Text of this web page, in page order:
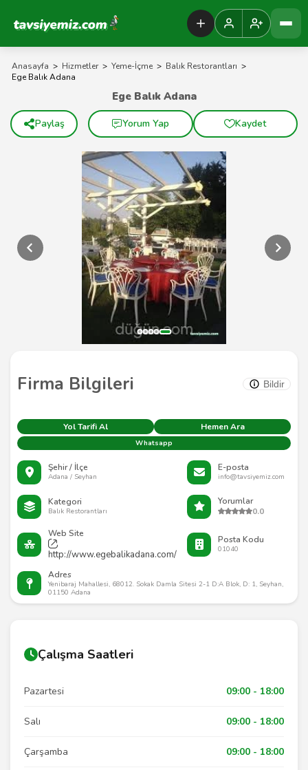
Tavsiyemiz Anasayfa
Anasayfa > Hizmetler > Yeme-İçme > Balık Restorantları >
Ege Balık Adana
Firma Bilgileri Bildir
Yol Tarifi Al Hemen Ara
Whatsapp
Şehir / İlçe
Adana / Seyhan
E-posta
info@tavsiyemiz.com
Kategori
Balık Restorantları
Yorumlar
0.0
Web Site
http://www.egebalikadana.com/
Posta Kodu
01040
Adres
Yenibaraj Mahallesi, 68012. Sokak Damla Sitesi 2-1 D:A Blok, D: 1, Seyhan,
01150 Adana
Ege Balık Adana
Paylaş Yorum Yap Kaydet
Çalışma Saatleri
Pazartesi 09:00 - 18:00
Salı 09:00 - 18:00
Çarşamba 09:00 - 18:00